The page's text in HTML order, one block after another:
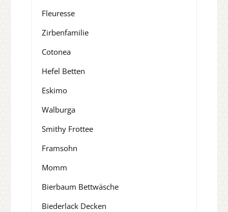
Fleuresse
Zirbenfamilie
Cotonea
Hefel Betten
Eskimo
Walburga
Smithy Frottee
Framsohn
Momm
Bierbaum Bettwäsche
Biederlack Decken